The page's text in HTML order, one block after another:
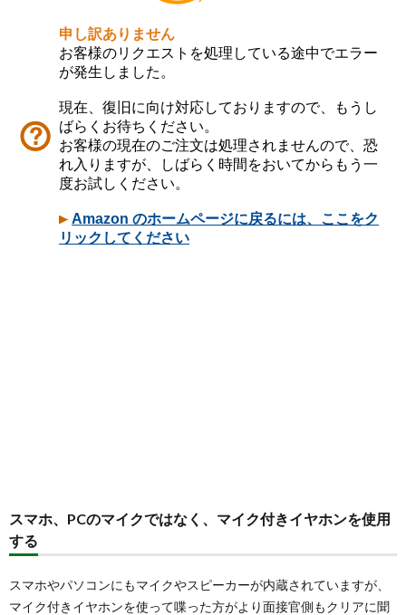
スマホ、PCのマイクではなく、マイク付きイヤホンを使用
する
スマホやパソコンにもマイクやスピーカーが内蔵されていますが、
マイク付きイヤホンを使って喋った方がより面接官側もクリアに聞